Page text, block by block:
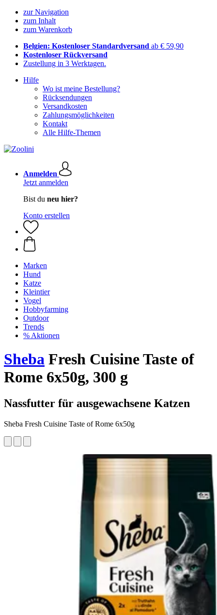
zur Navigation
zum Inhalt
zum Warenkorb
Belgien: Kostenloser Standardversand ab € 59,90
Kostenloser Rückversand
Zustellung in 3 Werktagen.
Hilfe
Wo ist meine Bestellung?
Rücksendungen
Versandkosten
Zahlungsmöglichkeiten
Kontakt
Alle Hilfe-Themen
Anmelden
Jetzt anmelden
Bist du neu hier?
Konto erstellen
Marken
Hund
Katze
Kleintier
Vogel
Hobbyfarming
Outdoor
Trends
% Aktionen
Sheba Fresh Cuisine Taste of
Rome 6x50g, 300 g
Nassfutter für ausgewachsene Katzen
Sheba Fresh Cuisine Taste of Rome 6x50g